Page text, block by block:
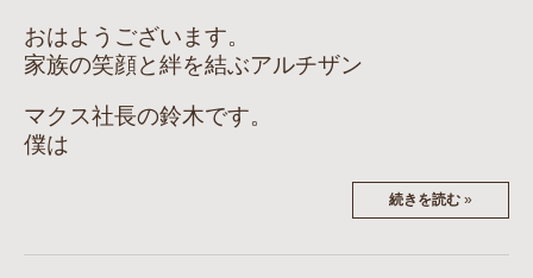
おはようございます。
家族の笑顔と絆を結ぶアルチザン
マクス社長の鈴木です。
僕は
続きを読む »